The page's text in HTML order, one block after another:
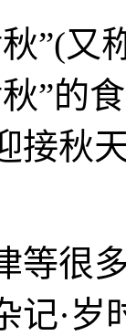
又称
”的
接秋
很多
记·